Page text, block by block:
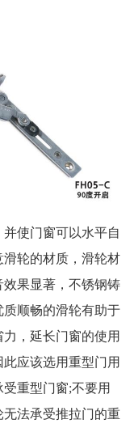
使门窗可以水平自
轮的材质，滑轮材
果显著，不锈钢铸
顺畅的滑轮有助于
，延长门窗的使用
应该选用重型门用
重型门窗;不要用
法承受推拉门的重